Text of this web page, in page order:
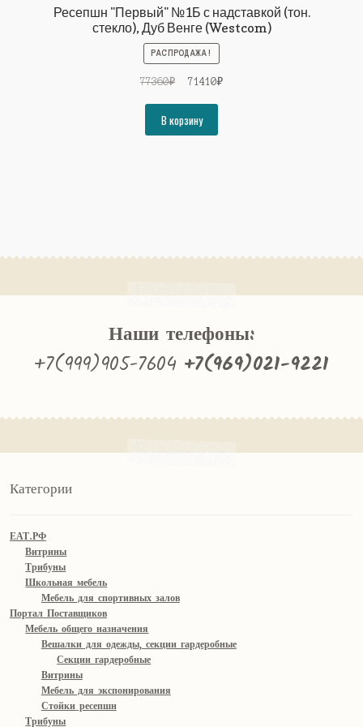
Ресепшн "Первый" №1Б с надставкой (тон.
стекло), Дуб Венге (Westcom)
РАСПРОДАЖА!
77360₽
Первоначальная
составляла
77360₽.
71410₽Текущая
В корзину
Наши телефоны:
+7(999)905-7604 +7(969)021-9221
Категории
ЕАТ.РФ
Витрины
Трибуны
Школьная мебель
Мебель для спортивных залов
Портал Поставщиков
Мебель общего назначения
Вешалки для одежды, секции гардеробные
Секции гардеробные
Витрины
Мебель для экспонирования
Стойки ресепшн
Трибуны